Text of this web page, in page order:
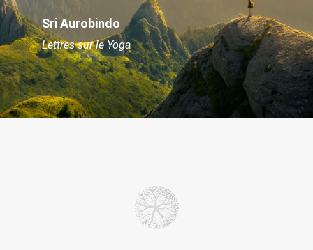
Sri Aurobindo
Lettres sur le Yoga